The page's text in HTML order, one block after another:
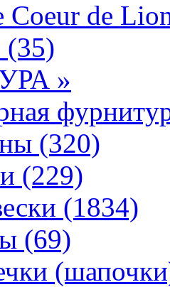
Coeur de
(35)
»
(320)
(229)
(1834)
(69)